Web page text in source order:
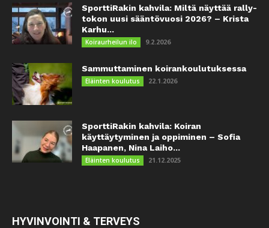
SporttiRakin kahvila: Miltä näyttää rally-
tokon uusi sääntövuosi 2026? – Krista
Karhu...
Koiraurheilun ilo 9.2.2026
Sammuttaminen koirankoulutuksessa
Eläinten koulutus 22.1.2026
SporttiRakin kahvila: Koiran
käyttäytyminen ja oppiminen – Sofia
Haapanen, Nina Laiho...
Eläinten koulutus 21.12.2025
HYVINVOINTI & TERVEYS